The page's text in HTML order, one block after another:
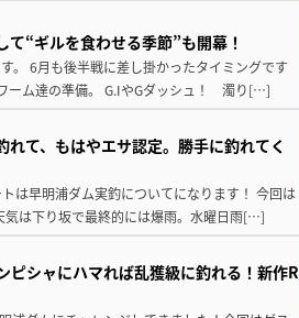
“ギルを食わせる季節”も開幕！
6月も後半戦に差し掛かったタイミングです
ーム達の準備。 G.IやGダッシュ！ 濁り[…]
れて、もはやエサ認定。勝手に釣れてく
は早明浦ダム実釣についてになります！ 今回は
は下り坂で最終的には爆雨。水曜日雨[…]
ピシャにハマれば乱獲級に釣れる！新作R